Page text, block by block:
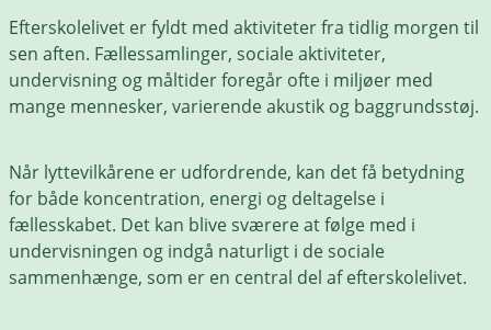
Efterskolelivet er fyldt med aktiviteter fra tidlig morgen til
sen aften. Fællessamlinger, sociale aktiviteter,
undervisning og måltider foregår ofte i miljøer med
mange mennesker, varierende akustik og baggrundsstøj.
Når lyttevilkårene er udfordrende, kan det få betydning
for både koncentration, energi og deltagelse i
fællesskabet. Det kan blive sværere at følge med i
undervisningen og indgå naturligt i de sociale
sammenhænge, som er en central del af efterskolelivet.